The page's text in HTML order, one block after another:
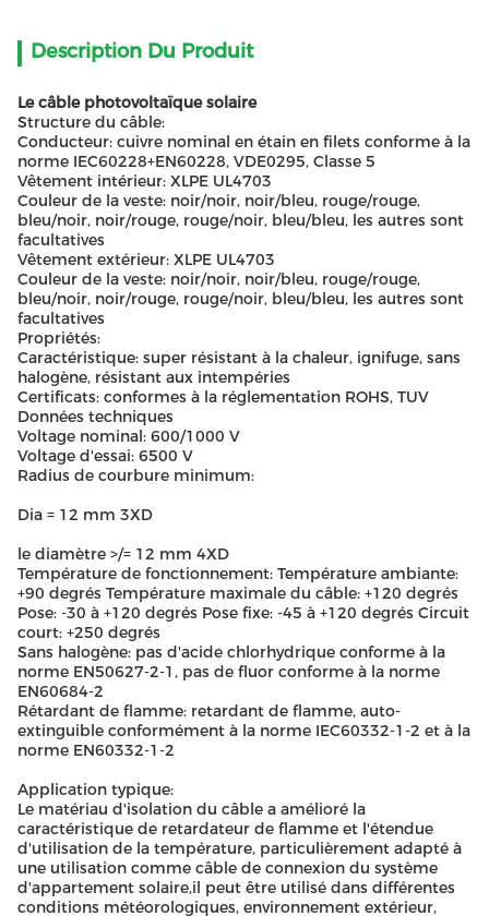
Description Du Produit
Le câble photovoltaïque solaire
Structure du câble:
Conducteur: cuivre nominal en étain en filets conforme à la
norme IEC60228+EN60228, VDE0295, Classe 5
Vêtement intérieur: XLPE UL4703
Couleur de la veste: noir/noir, noir/bleu, rouge/rouge,
bleu/noir, noir/rouge, rouge/noir, bleu/bleu, les autres sont
facultatives
Vêtement extérieur: XLPE UL4703
Couleur de la veste: noir/noir, noir/bleu, rouge/rouge,
bleu/noir, noir/rouge, rouge/noir, bleu/bleu, les autres sont
facultatives
Propriétés:
Caractéristique: super résistant à la chaleur, ignifuge, sans
halogène, résistant aux intempéries
Certificats: conformes à la réglementation ROHS, TUV
Données techniques
Voltage nominal: 600/1000 V
Voltage d'essai: 6500 V
Radius de courbure minimum:
Dia = 12 mm 3XD
le diamètre >/= 12 mm 4XD
Température de fonctionnement: Température ambiante:
+90 degrés Température maximale du câble: +120 degrés
Pose: -30 à +120 degrés Pose fixe: -45 à +120 degrés Circuit
court: +250 degrés
Sans halogène: pas d'acide chlorhydrique conforme à la
norme EN50627-2-1, pas de fluor conforme à la norme
EN60684-2
Rétardant de flamme: retardant de flamme, auto-
extinguible conformément à la norme IEC60332-1-2 et à la
norme EN60332-1-2
Application typique:
Le matériau d'isolation du câble a amélioré la
caractéristique de retardateur de flamme et l'étendue
d'utilisation de la température, particulièrement adapté à
une utilisation comme câble de connexion du système
d'appartement solaire,il peut être utilisé dans différentes
conditions météorologiques, environnement extérieur,